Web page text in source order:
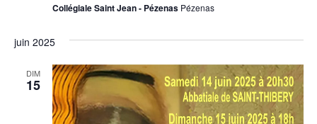
Collégiale Saint Jean - Pézenas Pézenas
juin 2025
DIM
15